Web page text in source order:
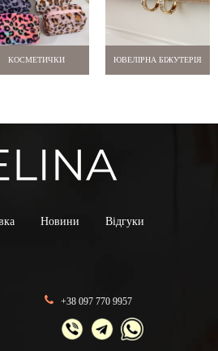
КОСМЕТИЧКИ ЮВЕЛІРНА БІЖУТЕРІЯ
Новини Відгуки
+38 097 770 9957